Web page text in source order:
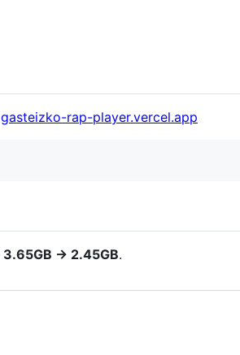
gasteizko-rap-player.vercel.app
3.65GB -> 2.45GB.